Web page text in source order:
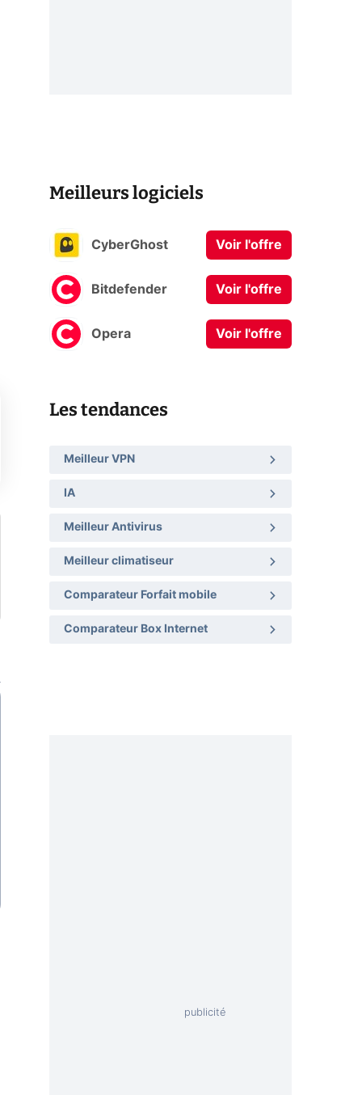
Meilleurs logiciels
CyberGhost Voir l'offre
Bitdefender Voir l'offre
Opera Voir l'offre
Les tendances
Meilleur VPN
IA
Meilleur Antivirus
Meilleur climatiseur
Comparateur Forfait mobile
Comparateur Box Internet